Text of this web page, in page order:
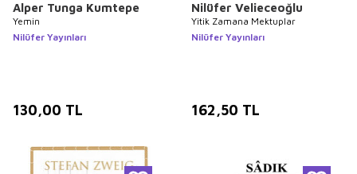
Alper Tunga Kumtepe
Yemin
Nilüfer Yayınları
130,00 TL
Nilüfer Velieceoğlu
Yitik Zamana Mektuplar
Nilüfer Yayınları
162,50 TL